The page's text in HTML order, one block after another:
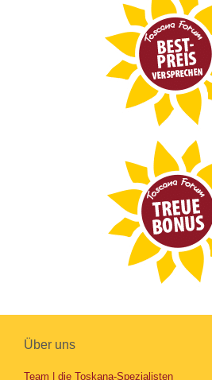
Über uns
Team | die Toskana-Spezialisten